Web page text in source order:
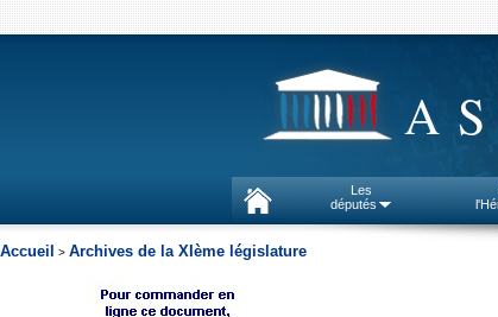
Les
députés
Accueil > Archives de la XIème législature